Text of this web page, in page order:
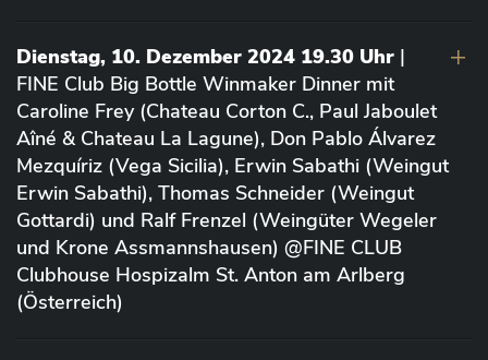
Dienstag, 10. Dezember 2024 19.30 Uhr |
FINE Club Big Bottle Winmaker Dinner mit
Caroline Frey (Chateau Corton C., Paul Jaboulet
Aîné & Chateau La Lagune), Don Pablo Álvarez
Mezquíriz (Vega Sicilia), Erwin Sabathi (Weingut
Erwin Sabathi), Thomas Schneider (Weingut
Gottardi) und Ralf Frenzel (Weingüter Wegeler
und Krone Assmannshausen) @FINE CLUB
Clubhouse Hospizalm St. Anton am Arlberg
(Österreich)